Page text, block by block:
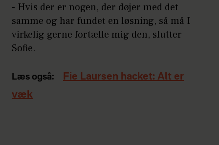
- Hvis der er nogen, der døjer med det
samme og har fundet en løsning, så må I
virkelig gerne fortælle mig den, slutter
Sofie.
Læs også:
Fie Laursen hacket: Alt er
væk